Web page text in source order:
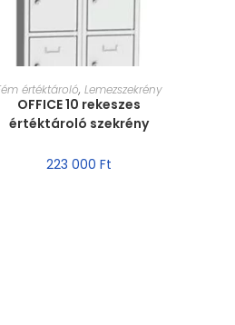
MÉRET VÁLASZTÁSA
értéktároló, Lemezszekrény
OFFICE 10 rekeszes
értéktároló szekrény
223 000 Ft